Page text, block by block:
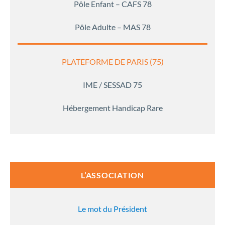
Pôle Enfant – CAFS 78
Pôle Adulte – MAS 78
PLATEFORME DE PARIS (75)
IME / SESSAD 75
Hébergement Handicap Rare
L’ASSOCIATION
Le mot du Président